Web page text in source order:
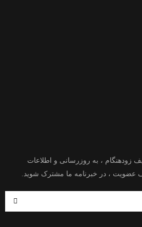
زودهنگام ، به روزرسانی و اطلاعات